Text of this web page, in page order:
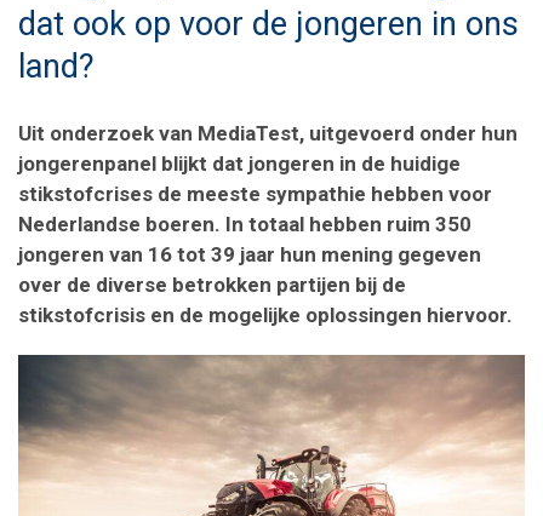
dat ook op voor de jongeren in ons
land?
Uit onderzoek van MediaTest, uitgevoerd onder hun
jongerenpanel blijkt dat jongeren in de huidige
stikstofcrises de meeste sympathie hebben voor
Nederlandse boeren. In totaal hebben ruim 350
jongeren van 16 tot 39 jaar hun mening gegeven
over de diverse betrokken partijen bij de
stikstofcrisis en de mogelijke oplossingen hiervoor.